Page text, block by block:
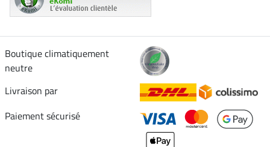
Boutique climatiquement
neutre
Livraison par
Paiement sécurisé